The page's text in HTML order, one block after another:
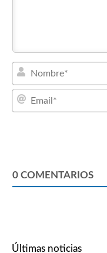
0 COMENTARIOS
Últimas noticias